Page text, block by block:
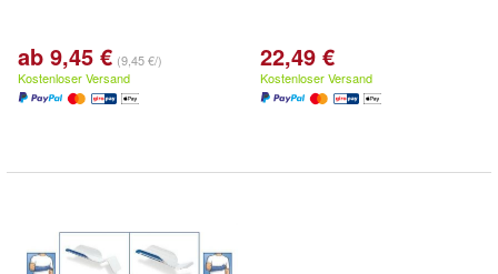
ab 9,45 € (9,45 €/)
Kostenloser Versand
22,49 €
Kostenloser Versand